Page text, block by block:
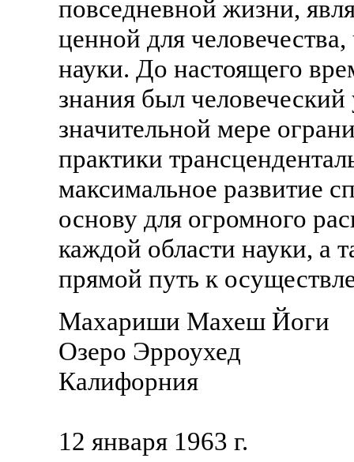
повседневной жизни,
ценной для
науки. До настоящего
знания был
значительной мере
практики
максимальное развитие
основу для огромного
каждой области науки, а
прямой путь к
Махариши Махеш Йоги
Озеро Эрроухед
Калифорния
12 января 1963 г.